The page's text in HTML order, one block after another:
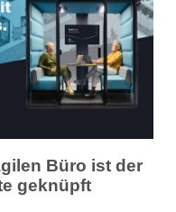
Büro ist der
geknüpft